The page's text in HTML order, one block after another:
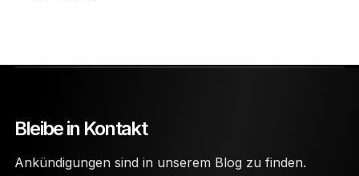
Bleibe in Kontakt
Ankündigungen sind in unserem Blog zu finden.